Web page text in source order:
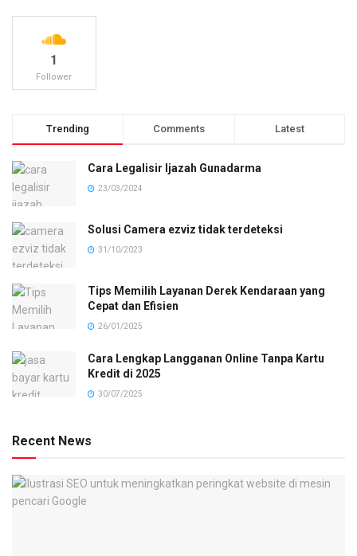
1
Follower
Trending Comments Latest
Cara Legalisir Ijazah Gunadarma
23/03/2024
Solusi Camera ezviz tidak terdeteksi
31/10/2023
Tips Memilih Layanan Derek Kendaraan yang
Cepat dan Efisien
26/01/2025
Cara Lengkap Langganan Online Tanpa Kartu
Kredit di 2025
30/07/2025
Recent News